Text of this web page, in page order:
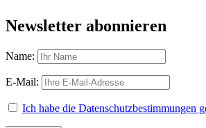
Newsletter abonnieren
Name:
E-Mail:
Ich habe die Datenschutzbestimmungen